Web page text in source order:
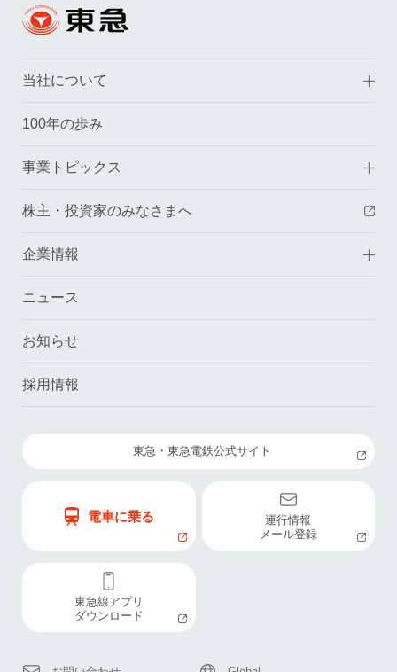
当社について
100年の歩み
事業トピックス
株主・投資家のみなさまへ
企業情報
ニュース
お知らせ
採用情報
東急・東急電鉄公式サイト
電車に乗る
運行情報
メール登録
東急線アプリ
ダウンロード